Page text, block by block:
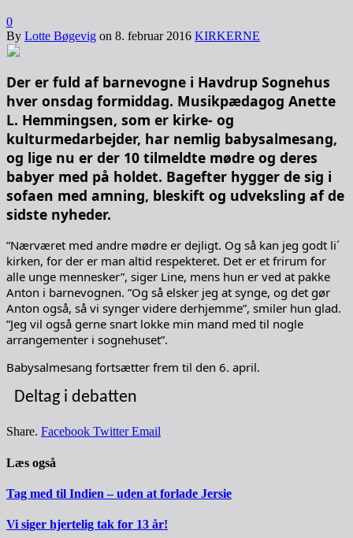
0
By Lotte Bøgevig on 8. februar 2016 KIRKERNE
Der er fuld af barnevogne i Havdrup Sognehus
hver onsdag formiddag. Musikpædagog Anette
L. Hemmingsen, som er kirke- og
kulturmedarbejder, har nemlig babysalmesang,
og lige nu er der 10 tilmeldte mødre og deres
babyer med på holdet. Bagefter hygger de sig i
sofaen med amning, bleskift og udveksling af de
sidste nyheder.
”Nærværet med andre mødre er dejligt. Og så kan jeg godt li´
kirken, for der er man altid respekteret. Det er et frirum for
alle unge mennesker”, siger Line, mens hun er ved at pakke
Anton i barnevognen. ”Og så elsker jeg at synge, og det gør
Anton også, så vi synger videre derhjemme”, smiler hun glad.
”Jeg vil også gerne snart lokke min mand med til nogle
arrangementer i sognehuset”.
Babysalmesang fortsætter frem til den 6. april.
Deltag i debatten
Share. Facebook Twitter Email
Læs også
Tag med til Indien – uden at forlade Jersie
Vi siger hjertelig tak for 13 år!